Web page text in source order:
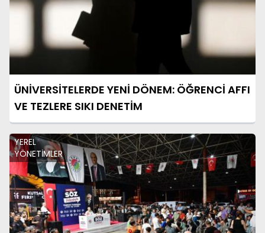
ÜNİVERSİTELERDE YENİ DÖNEM: ÖĞRENCİ AFFI
VE TEZLERE SIKI DENETİM
YEREL
YÖNETİMLER